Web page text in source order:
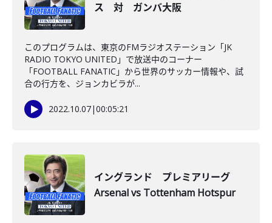
ス 対 ガンバ大阪
このプログラムは、東京のFMラジオステーション「JK
RADIO TOKYO UNITED」で放送中のコーナー
「FOOTBALL FANATIC」から世界のサッカー情報や、試
合の行方を、ジョンカビラが...
2022.10.07|00:05:21
イングランド プレミアリーグ
Arsenal vs Tottenham Hotspur